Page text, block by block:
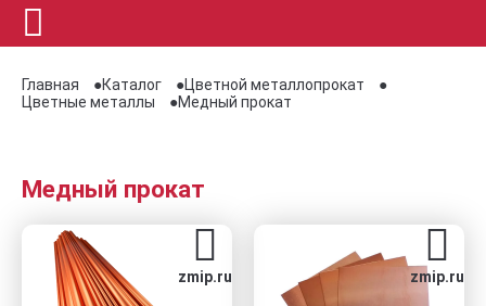
Главная Каталог
Цветной металлопрокат
Цветные металлы
Медный прокат
Медный прокат
zmip.ru zmip.ru